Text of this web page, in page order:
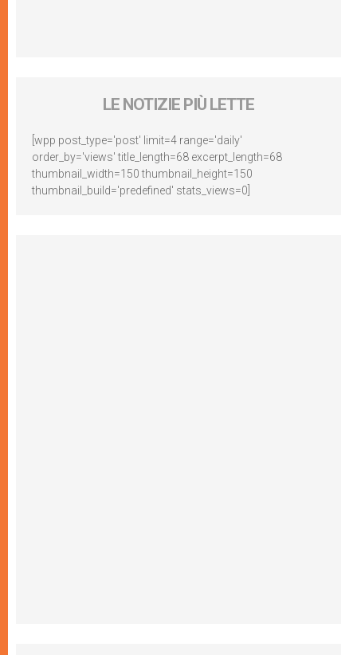
LE NOTIZIE PIÙ LETTE
[wpp post_type='post' limit=4 range='daily'
order_by='views' title_length=68 excerpt_length=68
thumbnail_width=150 thumbnail_height=150
thumbnail_build='predefined' stats_views=0]